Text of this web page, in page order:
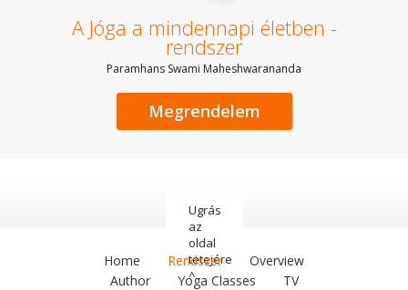
A Jóga a mindennapi életben -
rendszer
Paramhans Swami Maheshwarananda
Megrendelem
Ugrás
az
oldal
tetejére
^
Home Rendszer
Overview
Author
Yoga Classes
TV